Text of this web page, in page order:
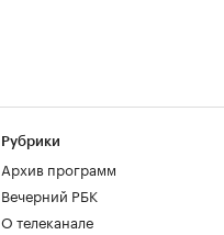
Рубрики
Архив программ
Вечерний РБК
О телеканале